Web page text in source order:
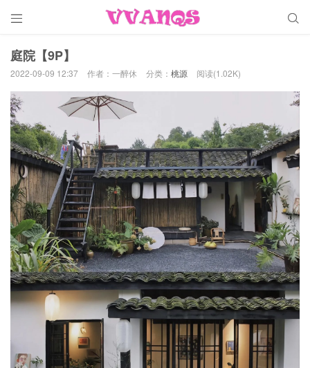
 
庭院【9P】
2022-09-09 12:37 作者：一醉休 分类： 桃源 阅读(1.02K)